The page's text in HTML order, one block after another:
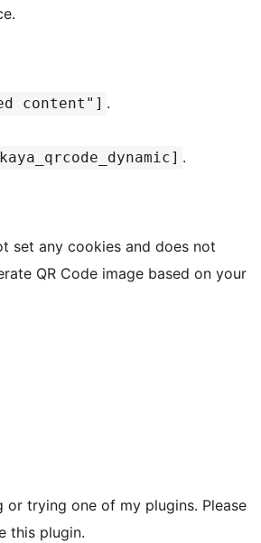
content"] .
.
set any cookies and does not
QR Code image based on your
trying one of my plugins. Please
this plugin.